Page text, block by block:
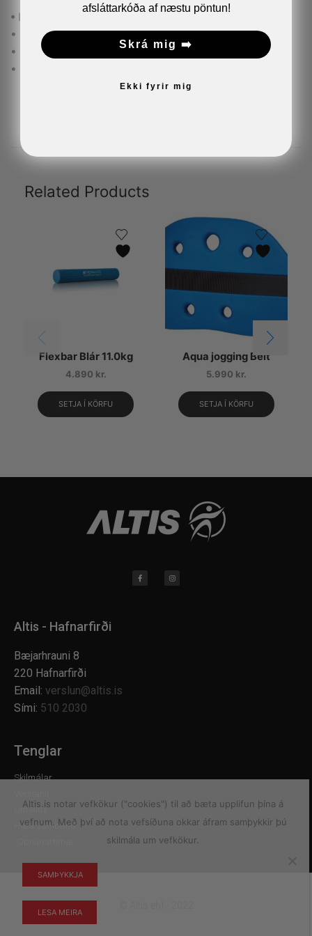
• Lítill: 15 x 25 cm
• Meðalstærð: 20 x 30 cm
• Stór: 25 x 35 cm
• Þrískiptur: 40 x 20 cm
Related Products
Flexbar Blár 11.0kg
4.890 kr.
SETJA Í KÖRFU
Aqua jogging Belt
5.990 kr.
SETJA Í KÖRFU
Altis - Hafnarfirði
Bæjarhrauni 8
220 Hafnarfirði
Email: verslun@altis.is
Sími: 510 2030
Tenglar
Skilmálar
Um Altis
Hafa samband
Altis.is notar vefkökur ("cookies") til að bæta upplifun þína á
vefnum. Með því að nota vefsíðuna okkar áfram samþykkir þú
skilmála um vefkökur.
SAMÞYKKJA
LESA MEIRA
afsláttarkóða af næstu pöntun!
Skrá mig ➡️
Ekki fyrir mig